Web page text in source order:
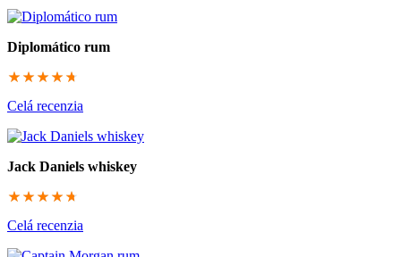
Diplomático rum
93.3333333333
Celá recenzia
Jack Daniels whiskey
93.3333333333
Celá recenzia